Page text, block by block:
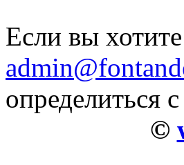
Если вы
определиться
©